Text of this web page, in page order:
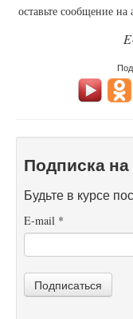
оставьте сообщение на
Подписка
Будьте в курсе
E-mail *
Подписаться